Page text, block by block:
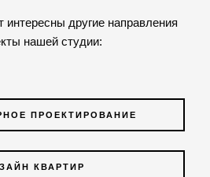
другие направления
нашей студии:
ПРОЕКТИРОВАНИЕ
КВАРТИР